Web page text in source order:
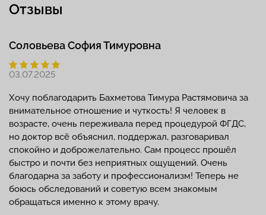
Отзывы
Соловьева София Тимуровна
03.07.2025
Хочу поблагодарить Бахметова Тимура Растямовича за
внимательное отношение и чуткость! Я человек в
возрасте, очень переживала перед процедурой ФГДС,
но доктор всё объяснил, поддержал, разговаривал
спокойно и доброжелательно. Сам процесс прошёл
быстро и почти без неприятных ощущений. Очень
благодарна за заботу и профессионализм! Теперь не
боюсь обследований и советую всем знакомым
обращаться именно к этому врачу.